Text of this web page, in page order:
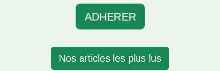
ADHERER
Nos articles les plus lus